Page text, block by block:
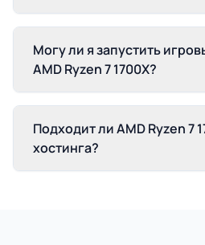
Могу ли я запустить
AMD Ryzen 7 1700X?
Подходит ли AMD Ryzen 7
хостинга?